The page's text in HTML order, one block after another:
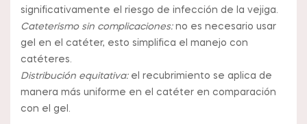
significativamente el riesgo de infección de la vejiga.
Cateterismo sin complicaciones:no es necesario usar
gel en el catéter, esto simplifica el manejo con
catéteres.
Distribución equitativa:el recubrimiento se aplica de
manera más uniforme en el catéter en comparación
con el gel.